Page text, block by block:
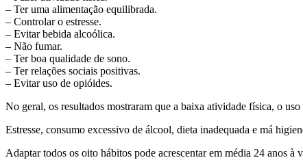
– Ter uma alimentação equilibrada.
– Controlar o estresse.
– Evitar bebida alcoólica.
– Não fumar.
– Ter boa qualidade de sono.
– Ter relações sociais positivas.
– Evitar uso de opióides.
No geral, os resultados mostraram que a baixa atividade física, o
Estresse, consumo excessivo de álcool, dieta inadequada e má
Adaptar todos os oito hábitos pode acrescentar em média 24 anos